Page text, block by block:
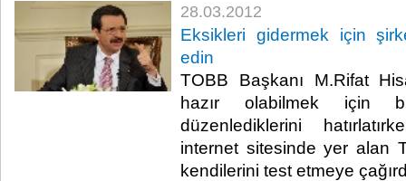
28.03.2012
Eksikleri gidermek için
edin
TOBB Başkanı M.Rifat
hazır olabilmek için
düzenlediklerini
internet sitesinde yer alan
kendilerini test etmeye